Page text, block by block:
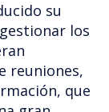
su
los
reuniones,
que